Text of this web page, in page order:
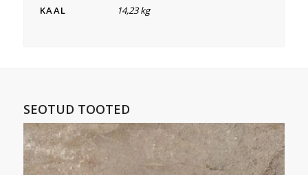
KAAL
14,23 kg
SEOTUD TOOTED